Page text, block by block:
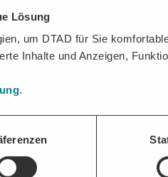
Lösung
um DTAD für Sie
Inhalte und Anzeigen,
.